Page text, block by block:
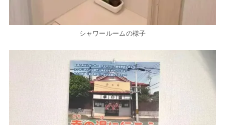
シャワールームの様子